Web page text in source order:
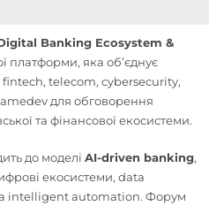
m
Banking Ecosystem &
платформи, яка об’єднує
fintech, telecom, cybersecurity,
для обговорення
та фінансової екосистеми.
до моделі AI-driven banking,
екосистеми, data
intelligent automation. Форум